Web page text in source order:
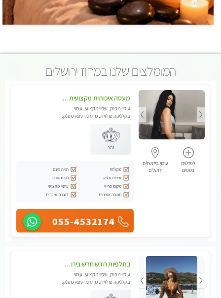
המומלצים שלנו במחוז ירושלים
לפרטים
נוספים
עיסוי בירושלים
ירושלים
מעסה איכותית מקצועית ומפנקת בירושלים .מומלץ!!
עיסוי מפנק, עיסוי מקצועי, עיסוי
בקלניקה פרטית, מתחמי ספא מפנק,
זהב
מקלחת
חניה חינם
עיסוי מרגיע
נקי ומסודר
מקום פרטי
עיסוי מקצועי
תמונה אמיתית
דוברת עיברית
055-4532174
בתלפיות חדש חדש בירושלים- לעיסוי מפנק הכולל עיסוי טנטרי על כורסאות טנטרה ועיסוי בג'קוזי .
עיסוי מפנק, עיסוי מקצועי, עיסוי
בקלניקה פרטית, מתחמי ספא מפנק,